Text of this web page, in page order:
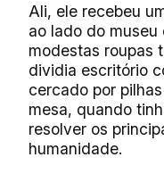
Ali, ele recebeu
ao lado do museu
modestas roupas
dividia escritório
cercado por
mesa, quando
resolver os
humanidade.